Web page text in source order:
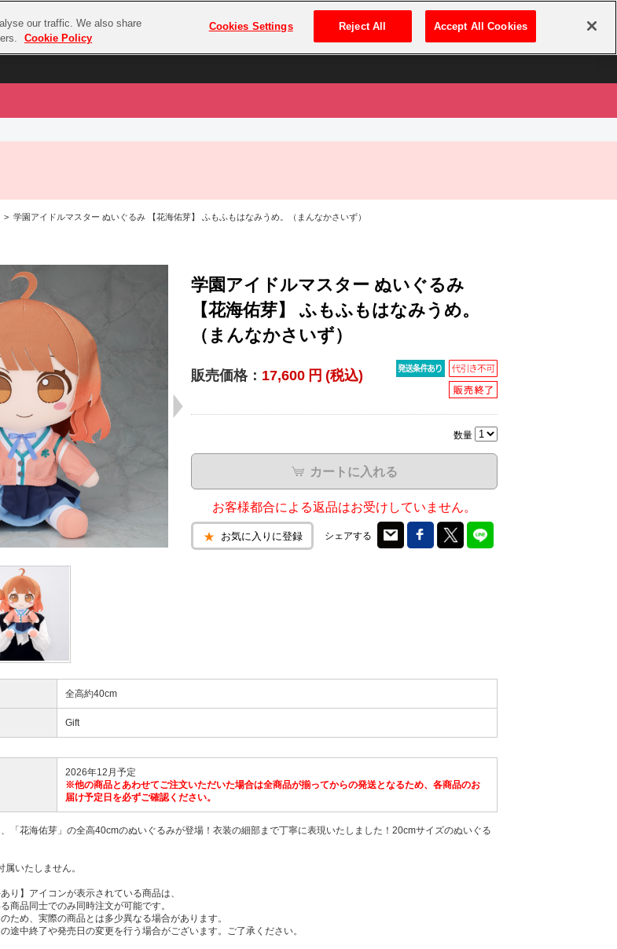
プレミアム会員とは ログイン・新規登録
EVENT
STAGE
ラブライブ！サンシャイン‼
ラブライブ！虹ヶ咲学園スクールアイドル同好会
アイドリッシュセブン
> 学園アイドルマスター ぬいぐるみ 【花海佑芽】 ふもふもはなみうめ。（まんなかさいず）
学園アイドルマスター ぬいぐるみ
【花海佑芽】 ふもふもはなみうめ。
（まんなかさいず）
販売価格： 17,600 円 (税込)
数量
カートに入れる
お客様都合による返品はお受けしていません。
お気に入りに登録 シェアする
全高約40cm
Gift
2026年12月予定
※他の商品とあわせてご注文いただいた場合は全商品が揃ってからの発送となるため、各商品のお
届け予定日を必ずご確認ください。
、「花海佑芽」の全高40cmのぬいぐるみが登場！衣装の細部まで丁寧に表現いたしました！20cmサイズのぬいぐる
いたしません。
り】アイコンが表示されている商品は、
商品同士でのみ同時注文が可能です。
ため、実際の商品とは多少異なる場合があります。
途中終了や発売日の変更を行う場合がございます。ご了承ください。
our traffic. We also share
Cookie Policy
Cookies Settings Reject All Accept All Cookies